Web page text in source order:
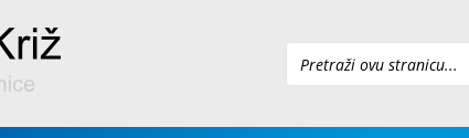
Pretraži